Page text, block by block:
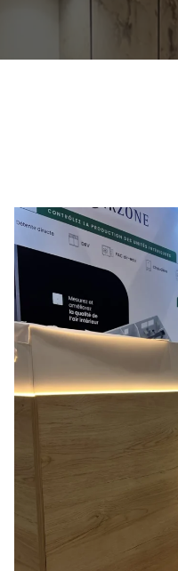
CONTACTEZ NOUS